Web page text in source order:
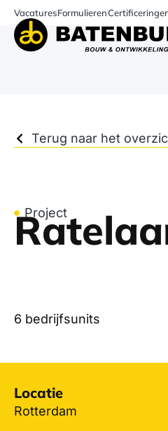
VacaturesFormulieren
Terug naar het
Project
6 bedrijfsunits
Locatie
Rotterdam